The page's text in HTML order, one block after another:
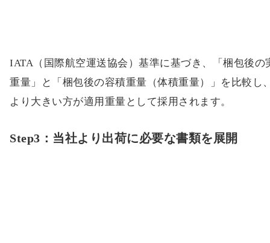
IATA（国際航空運送協会）基準に基づき、「梱包後の
重量」と「梱包後の容積重量（体積重量）」を比較し
より大きい方が適用重量として採用されます。
Step3：当社より出荷に必要な書類を展開